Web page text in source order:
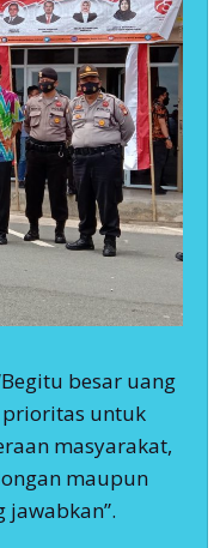
besar uang
untuk
masyarakat,
maupun